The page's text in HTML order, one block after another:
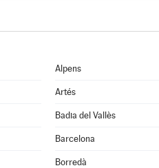
Alpens
Artés
Badia del Vallès
Barcelona
Borredà